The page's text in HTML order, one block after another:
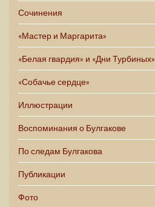
Сочинения
«Мастер и Маргарита»
«Белая гвардия» и «Дни Турбиных»
«Собачье сердце»
Иллюстрации
Воспоминания о Булгакове
По следам Булгакова
Публикации
Фото